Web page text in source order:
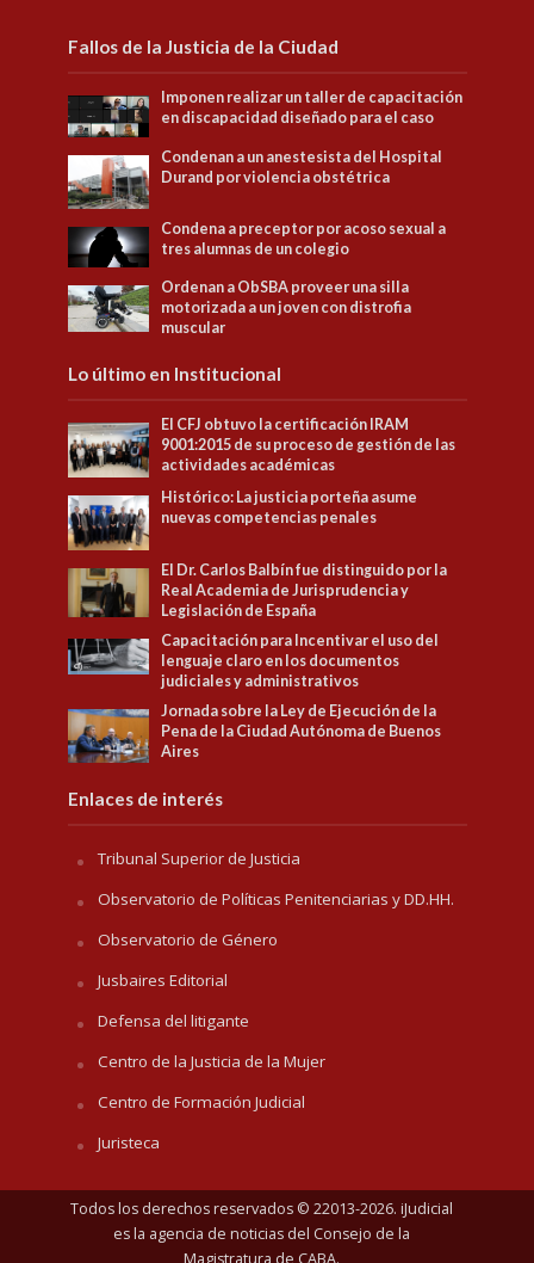
Fallos de la Justicia de la Ciudad
Imponen realizar un taller de capacitación
en discapacidad diseñado para el caso
Condenan a un anestesista del Hospital
Durand por violencia obstétrica
Condena a preceptor por acoso sexual a
tres alumnas de un colegio
Ordenan a ObSBA proveer una silla
motorizada a un joven con distrofia
muscular
Lo último en Institucional
El CFJ obtuvo la certificación IRAM
9001:2015 de su proceso de gestión de las
actividades académicas
Histórico: La justicia porteña asume
nuevas competencias penales
El Dr. Carlos Balbín fue distinguido por la
Real Academia de Jurisprudencia y
Legislación de España
Capacitación para Incentivar el uso del
lenguaje claro en los documentos
judiciales y administrativos
Jornada sobre la Ley de Ejecución de la
Pena de la Ciudad Autónoma de Buenos
Aires
Enlaces de interés
Tribunal Superior de Justicia
Observatorio de Políticas Penitenciarias y DD.HH.
Observatorio de Género
Jusbaires Editorial
Defensa del litigante
Centro de la Justicia de la Mujer
Centro de Formación Judicial
Juristeca
Todos los derechos reservados © 22013-2026. iJudicial
es la agencia de noticias del Consejo de la
Magistratura de CABA.